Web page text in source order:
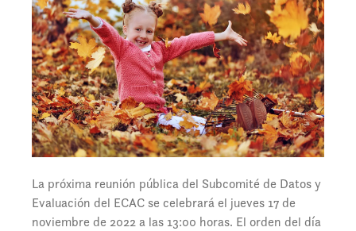
La próxima reunión pública del Subcomité de Datos y
Evaluación del ECAC se celebrará el jueves 17 de
noviembre de 2022 a las 13:00 horas. El orden del día